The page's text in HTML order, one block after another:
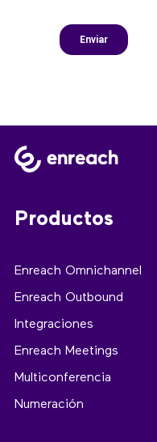
Productos
Enreach Omnichannel
Enreach Outbound
Integraciones
Enreach Meetings
Multiconferencia
Numeración